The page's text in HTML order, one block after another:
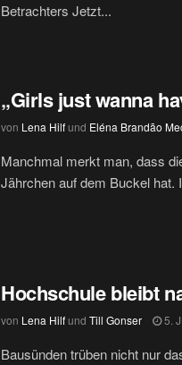
Betrachters Jetzt...
„Girls just wanna
von Lena Hilfund Eléna Brandão
Manchmal merkt man, dass
Jährchen auf dem Buckel hat.
Hochschule bleibt
von Lena Hilfund Till Gonser 5.
Bausünden trüben nicht nur